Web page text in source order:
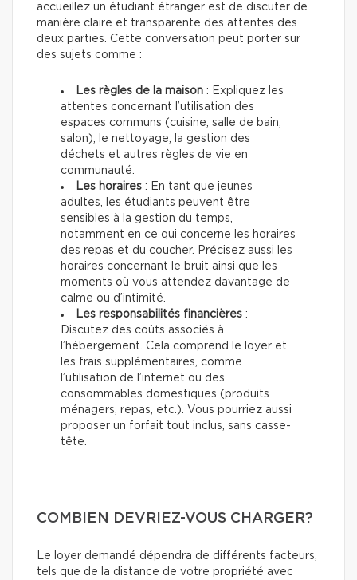
accueillez un étudiant étranger est de discuter de
manière claire et transparente des attentes des
deux parties. Cette conversation peut porter sur
des sujets comme :
Les règles de la maison : Expliquez les
attentes concernant l’utilisation des
espaces communs (cuisine, salle de bain,
salon), le nettoyage, la gestion des
déchets et autres règles de vie en
communauté.
Les horaires : En tant que jeunes
adultes, les étudiants peuvent être
sensibles à la gestion du temps,
notamment en ce qui concerne les horaires
des repas et du coucher. Précisez aussi les
horaires concernant le bruit ainsi que les
moments où vous attendez davantage de
calme ou d’intimité.
Les responsabilités financières :
Discutez des coûts associés à
l’hébergement. Cela comprend le loyer et
les frais supplémentaires, comme
l’utilisation de l’internet ou des
consommables domestiques (produits
ménagers, repas, etc.). Vous pourriez aussi
proposer un forfait tout inclus, sans casse-
tête.
COMBIEN DEVRIEZ-VOUS CHARGER?
Le loyer demandé dépendra de différents facteurs,
tels que de la distance de votre propriété avec